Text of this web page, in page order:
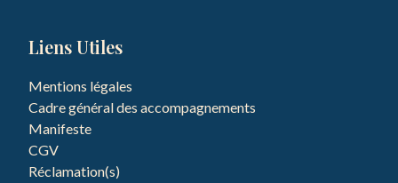
Liens Utiles
Mentions légales
Cadre général des accompagnements
Manifeste
CGV
Réclamation(s)